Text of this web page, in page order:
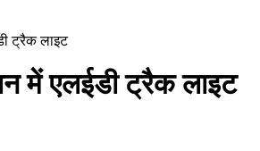
में एलईडी ट्रैक लाइट